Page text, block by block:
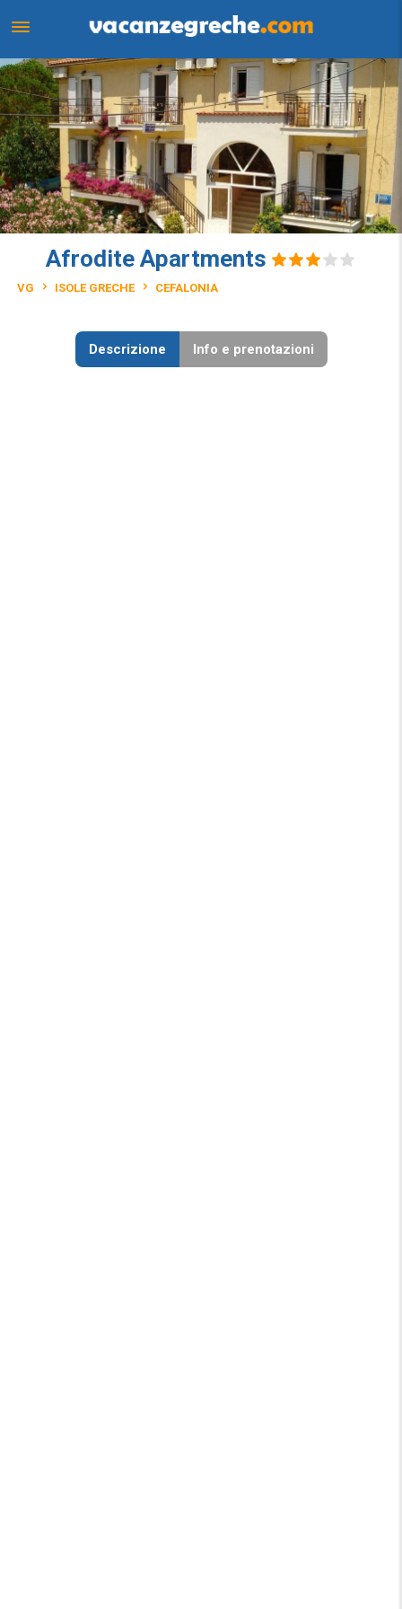
Afrodite Apartments
VG ISOLE GRECHE CEFALONIA
Descrizione Info e prenotazioni